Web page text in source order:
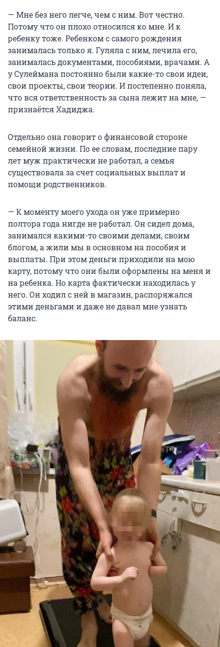
— Мне без него легче, чем с ним. Вот честно.
Потому что он плохо относился ко мне. И к
ребенку тоже. Ребенком с самого рождения
занималась только я. Гуляла с ним, лечила его,
занималась документами, пособиями, врачами. А
у Сулеймана постоянно были какие-то свои идеи,
свои проекты, свои теории. И постепенно поняла,
что вся ответственность за сына лежит на мне, —
признаётся Хадиджа.
Отдельно она говорит о финансовой стороне
семейной жизни. По ее словам, последние пару
лет муж практически не работал, а семья
существовала за счет социальных выплат и
помощи родственников.
— К моменту моего ухода он уже примерно
полтора года нигде не работал. Он сидел дома,
занимался какими-то своими делами, своим
блогом, а жили мы в основном на пособия и
выплаты. При этом деньги приходили на мою
карту, потому что они были оформлены на меня и
на ребенка. Но карта фактически находилась у
него. Он ходил с ней в магазин, распоряжался
этими деньгами и даже не давал мне узнать
баланс.